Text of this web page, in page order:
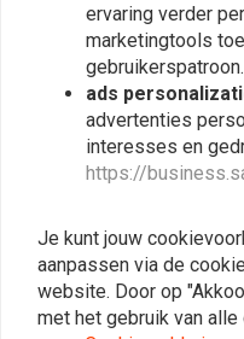
De
Gotenburgweg 46a,
ervaring verder
marketingtools
gebruikerspatroon.
ads
advertenties
interesses en
https://
Je kunt jouw
aanpassen via de
website. Door op
met het gebruik van